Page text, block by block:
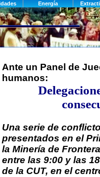
Ante un Panel de
humanos:
Una serie de
presentados en el
la Minería de
entre las 9:00 y las
de la CUT, en el